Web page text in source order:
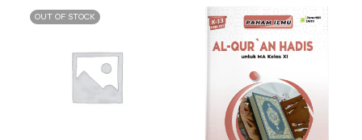
OUT OF STOCK